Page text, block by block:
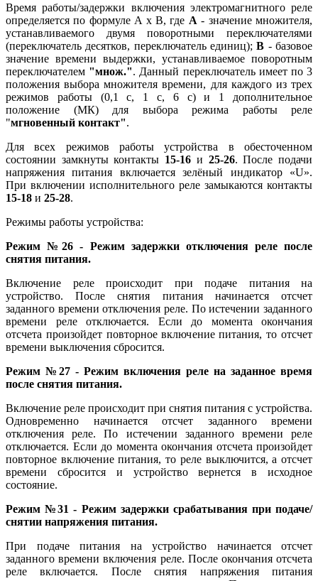
Время работы/задержки включения электромагнитного реле
определяется по формуле A x B, где А - значение множителя,
устанавливаемого двумя поворотными переключателями
(переключатель десятков, переключатель единиц);В - базовое
значение времени выдержки, устанавливаемое поворотным
переключателем "множ.". Данный переключатель имеет по 3
положения выбора множителя времени, для каждого из трех
режимов работы (0,1 с, 1 с, 6 с) и 1 дополнительное
положение (МК) для выбора режима работы реле
"мгновенный контакт".
Для всех режимов работы устройства в обесточенном
состоянии замкнуты контакты 15-16 и 25-26. После подачи
напряжения питания включается зелёный индикатор «U».
При включении исполнительного реле замыкаются контакты
15-18 и 25-28.
Режимы работы устройства:
Режим №26 - Режим задержки отключения реле после
снятия питания.
Включение реле происходит при подаче питания на
устройство. После снятия питания начинается отсчет
заданного времени отключения реле. По истечении заданного
времени реле отключается. Если до момента окончания
отсчета произойдет повторное включение питания, то отсчет
времени выключения сбросится.
Режим №27 - Режим включения реле на заданное время
после снятия питания.
Включение реле происходит при снятия питания с устройства.
Одновременно начинается отсчет заданного времени
отключения реле. По истечении заданного времени реле
отключается. Если до момента окончания отсчета произойдет
повторное включение питания, то реле выключится, а отсчет
времени сбросится и устройство вернется в исходное
состояние.
Режим №31 - Режим задержки срабатывания при подаче/
снятии напряжения питания.
При подаче питания на устройство начинается отсчет
заданного времени включения реле. После окончания отсчета
реле включается. После снятия напряжения питания